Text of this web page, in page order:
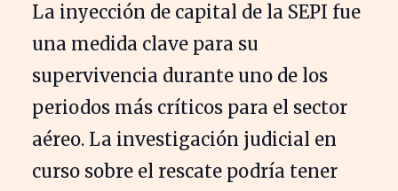
La inyección de capital de la SEPI fue
una medida clave para su
supervivencia durante uno de los
periodos más críticos para el sector
aéreo. La investigación judicial en
curso sobre el rescate podría tener